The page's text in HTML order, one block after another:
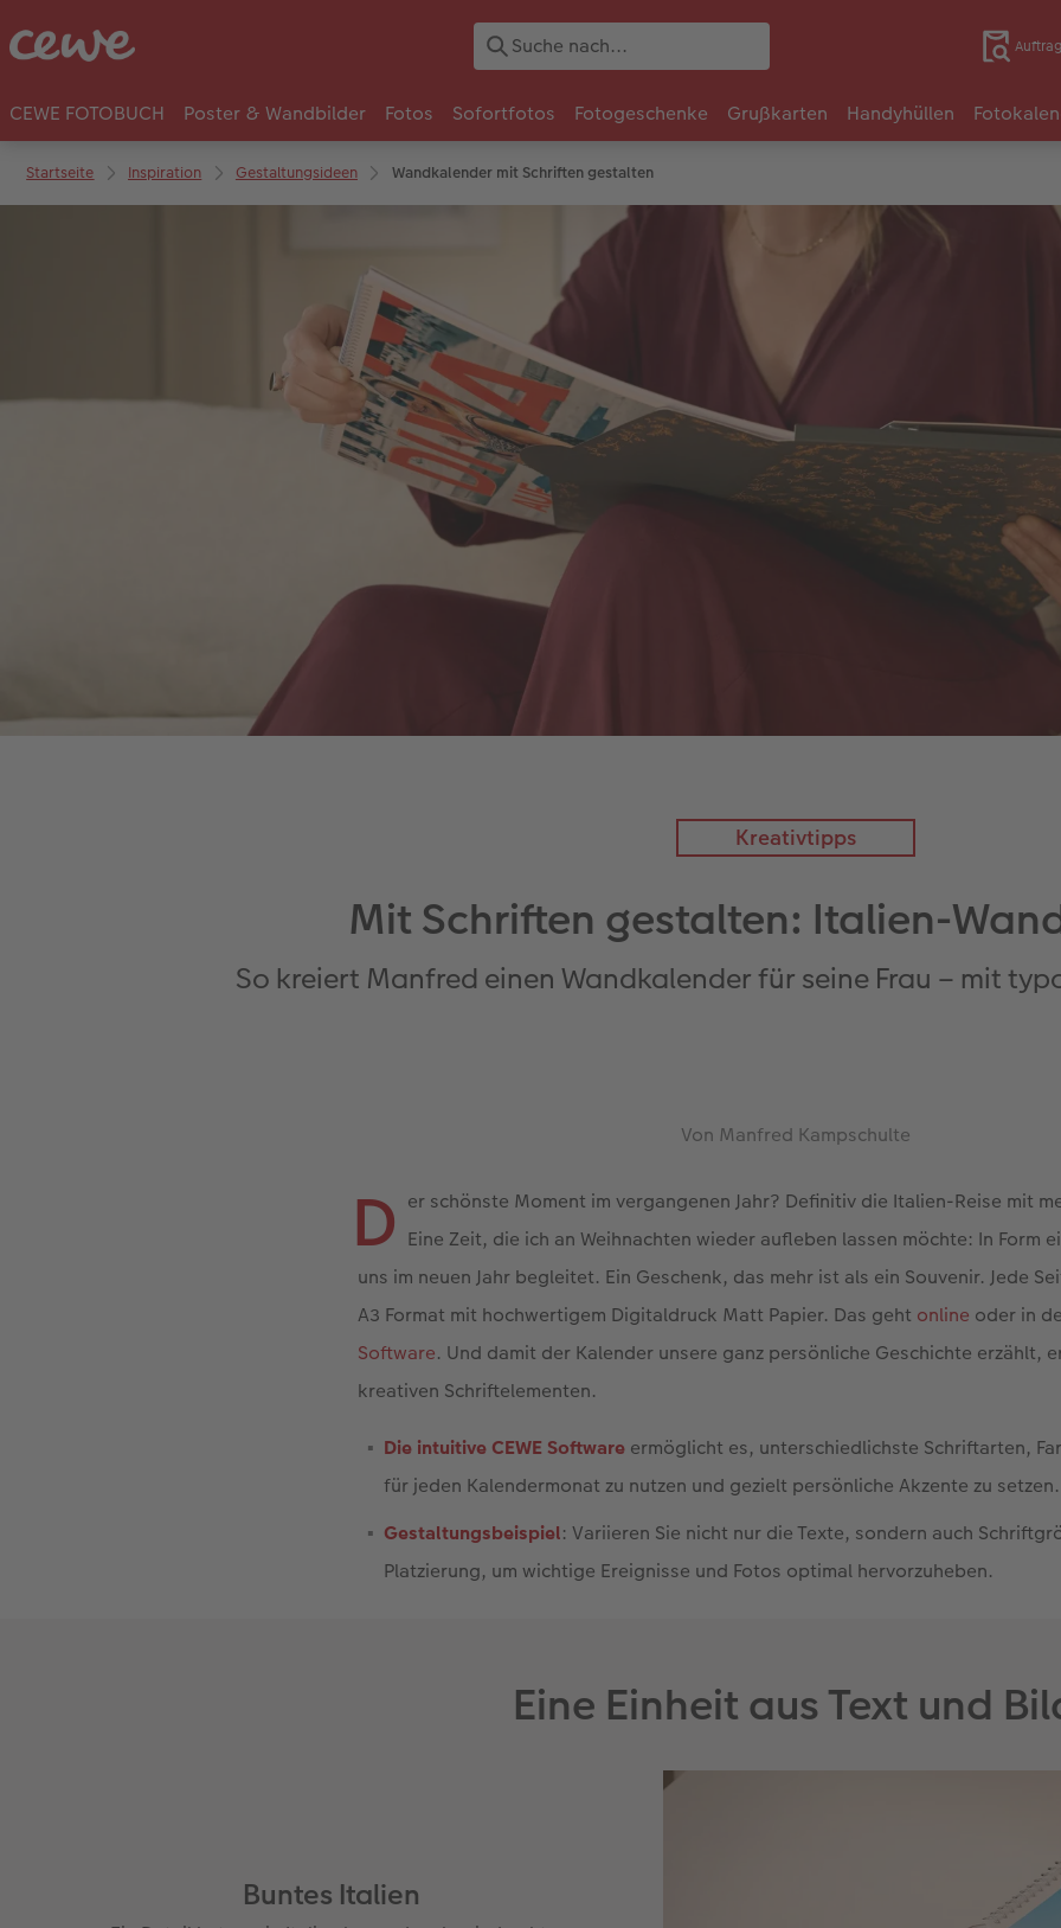
CEWE FOTOBUCH Poster & Wandbilder Fotos Sofortfotos Fotogeschenke Grußkarten Handyhüllen
Startseite Inspiration Gestaltungsideen Wandkalender mit Schriften gestalten
Kreativtipps
Mit Schriften gestalten: Italien-
So kreiert Manfred einen Wandkalender für seine Frau – mit
Von Manfred Kampschulte
D er schönste Moment im vergangenen Jahr? Definitiv die Italien-Reise mit
Eine Zeit, die ich an Weihnachten wieder aufleben lassen möchte: In Form
uns im neuen Jahr begleitet. Ein Geschenk, das mehr ist als ein Souvenir. Jede
A3 Format mit hochwertigem Digitaldruck Matt Papier. Das geht online oder in
Software. Und damit der Kalender unsere ganz persönliche Geschichte erzählt,
kreativen Schriftelementen.
Die intuitive CEWE Software ermöglicht es, unterschiedlichste Schriftarten,
für jeden Kalendermonat zu nutzen und gezielt persönliche Akzente zu setzen.
Gestaltungsbeispiel: Variieren Sie nicht nur die Texte, sondern auch
Platzierung, um wichtige Ereignisse und Fotos optimal hervorzuheben.
Eine Einheit aus Text und
Buntes Italien